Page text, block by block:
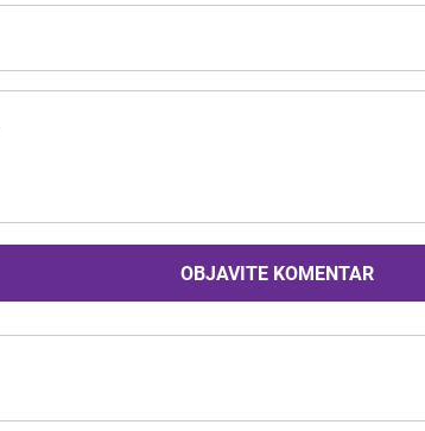
OBJAVITE KOMENTAR